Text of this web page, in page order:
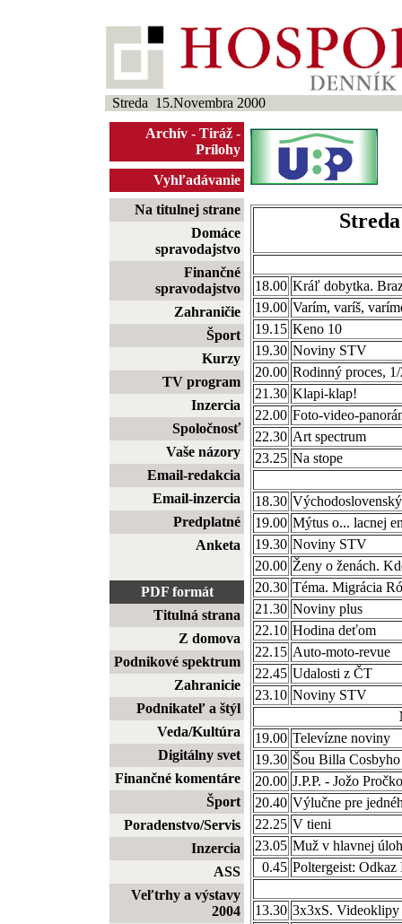
Streda 15.Novembra 2000
Archív - Tiráž -
Prílohy
Vyhľadávanie
Na titulnej strane
Domáce
spravodajstvo
Finančné
spravodajstvo
Zahraničie
Šport
Kurzy
TV program
Inzercia
Spoločnosť
Vaše názory
Email-redakcia
Email-inzercia
Predplatné
Anketa
PDF formát
Titulná strana
Z domova
Podnikové spektrum
Zahranicie
Podnikateľ a štýl
Veda/Kultúra
Digitálny svet
Finančné komentáre
Šport
Poradenstvo/Servis
Inzercia
ASS
Veľtrhy a výstavy
2004
18.00 Kráľ dobytka.
19.00 Varím, varíš,
19.15 Keno 10
19.30 Noviny STV
20.00 Rodinný proces,
21.30 Klapi-klap!
22.00 Foto-video-
22.30 Art spectrum
23.25 Na stope
18.30
19.00 Mýtus o... lacnej
19.30 Noviny STV
20.00 Ženy o ženách.
20.30 Téma. Migrácia
21.30 Noviny plus
22.10 Hodina deťom
22.15 Auto-moto-revue
22.45 Udalosti z ČT
23.10 Noviny STV
19.00 Televízne noviny
19.30 Šou Billa
20.00 J.P.P. - Jožo
20.40 Výlučne pre
22.25 V tieni
23.05 Muž v hlavnej
0.45 Poltergeist:
13.30 3x3xS. Videoklipy